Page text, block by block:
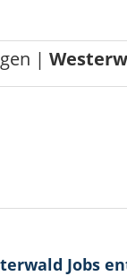
|
Jobs